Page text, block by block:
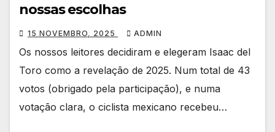
nossas escolhas
15 NOVEMBRO, 2025 ADMIN
Os nossos leitores decidiram e elegeram Isaac del
Toro como a revelação de 2025. Num total de 43
votos (obrigado pela participação), e numa
votação clara, o ciclista mexicano recebeu…